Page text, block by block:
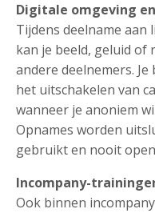
Digitale omgeving
Tijdens deelname aan
kan je beeld, geluid of
andere deelnemers.
het uitschakelen van
wanneer je anoniem
Opnames worden
gebruikt en nooit
Incompany-
Ook binnen